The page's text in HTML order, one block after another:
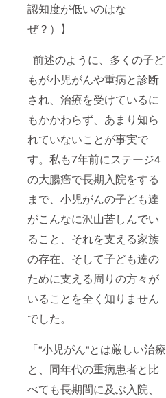
認知度が低いのはな
ぜ？）】
前述のように、多くの子ど
もが小児がんや重病と診断
され、治療を受けているに
もかかわらず、あまり知ら
れていないことが事実で
す。私も7年前にステージ4
の大腸癌で長期入院をする
まで、小児がんの子ども達
がこんなに沢山苦しんでい
ること、それを支える家族
の存在、そして子ども達の
ために支える周りの方々が
いることを全く知りません
でした。
「“小児がん“とは厳しい治療
と、同年代の重病患者と比
べても長期間に及ぶ入院、